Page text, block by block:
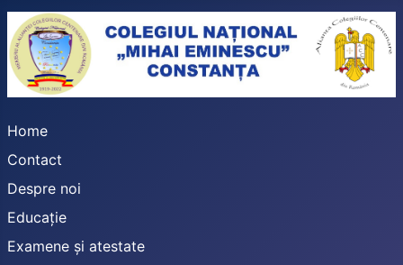
Home
Contact
Despre noi
Educație
Examene și atestate